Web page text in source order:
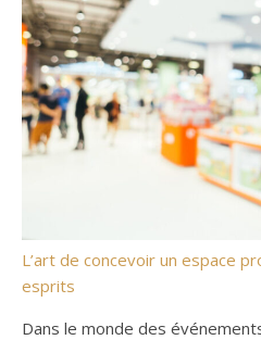
L’art de concevoir un espace
esprits
Dans le monde des